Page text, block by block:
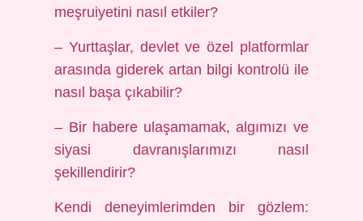
meşruiyetini nasıl etkiler?
– Yurttaşlar, devlet ve özel platformlar
arasında giderek artan bilgi kontrolü ile
nasıl başa çıkabilir?
– Bir habere ulaşamamak, algımızı ve
siyasi davranışlarımızı nasıl
şekillendirir?
Kendi deneyimlerimden bir gözlem: